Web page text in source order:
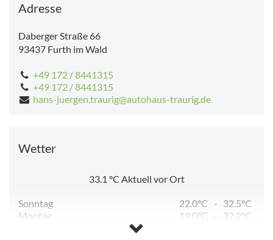
Adresse
Daberger Straße 66
93437 Furth im Wald
+49 172 / 8441315
+49 172 / 8441315
hans-juergen.traurig@autohaus-traurig.de
Wetter
33.1 °C Aktuell vor Ort
Sonntag 22.0°C - 32.5°C
Montag
19.0°C -
32.2°C